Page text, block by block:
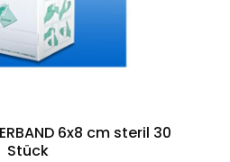
6x8 cm steril 30
Stück